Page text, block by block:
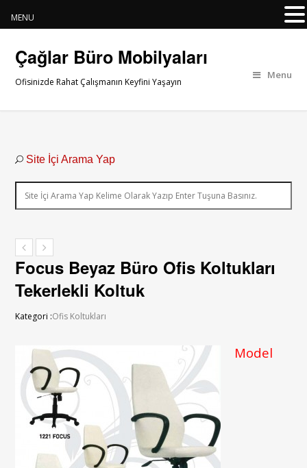
Çağlar Büro Mobilyaları
Ofisinizde Rahat Çalışmanın Keyfini Yaşayın
Menu
Site İçi Arama Yap
Focus Beyaz Büro Ofis Koltukları
Tekerlekli Koltuk
Kategori :Ofis Koltukları
Model
MENU